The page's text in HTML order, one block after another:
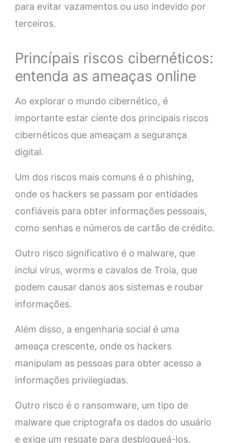
para evitar vazamentos ou uso indevido por
terceiros.
Princípais riscos cibernéticos:
entenda as ameaças online
Ao explorar o mundo cibernético, é
importante estar ciente dos principais riscos
cibernéticos que ameaçam a segurança
digital.
Um dos riscos mais comuns é o phishing,
onde os hackers se passam por entidades
confiáveis para obter informações pessoais,
como senhas e números de cartão de crédito.
Outro risco significativo é o malware, que
inclui vírus, worms e cavalos de Troia, que
podem causar danos aos sistemas e roubar
informações.
Além disso, a engenharia social é uma
ameaça crescente, onde os hackers
manipulam as pessoas para obter acesso a
informações privilegiadas.
Outro risco é o ransomware, um tipo de
malware que criptografa os dados do usuário
e exige um resgate para desbloqueá-los.